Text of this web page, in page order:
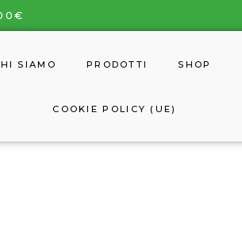
SIAMO PRODOTTI SHOP
COOKIE POLICY (UE)